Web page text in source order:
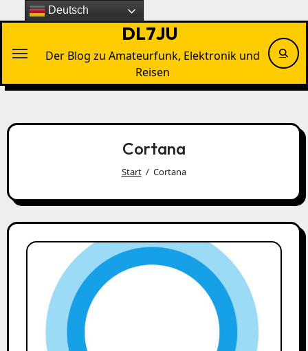
Inhalten
DL7JU
Der Blog zu Amateurfunk, Elektronik und
Reisen
Cortana
Start Cortana
Deutsch